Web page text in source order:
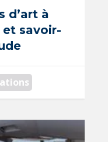
d’art à
savoir-